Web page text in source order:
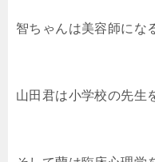
智ちゃんは美容師にな
山田君は小学校の先生